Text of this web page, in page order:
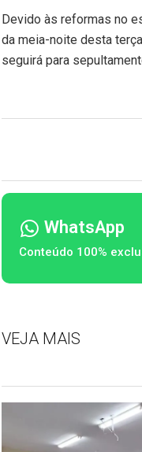
Devido às reformas no
da meia-noite desta
seguirá para
WhatsApp
Conteúdo 100%
VEJA MAIS